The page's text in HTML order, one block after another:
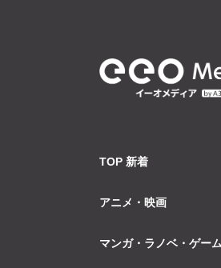
TOP 新着
アニメ・映画
マンガ・ラノベ・ゲーム